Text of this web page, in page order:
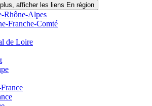
afficher les liens En région
Rhône-Alpes
Franche-Comté
de Loire